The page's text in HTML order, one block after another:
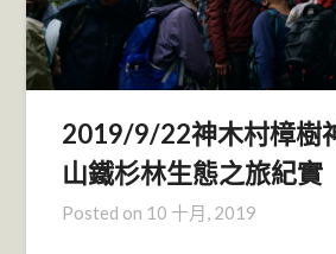
2019/9/22神木村樟樹
山鐵杉林生態之旅紀實
Posted on 10 十月, 2019